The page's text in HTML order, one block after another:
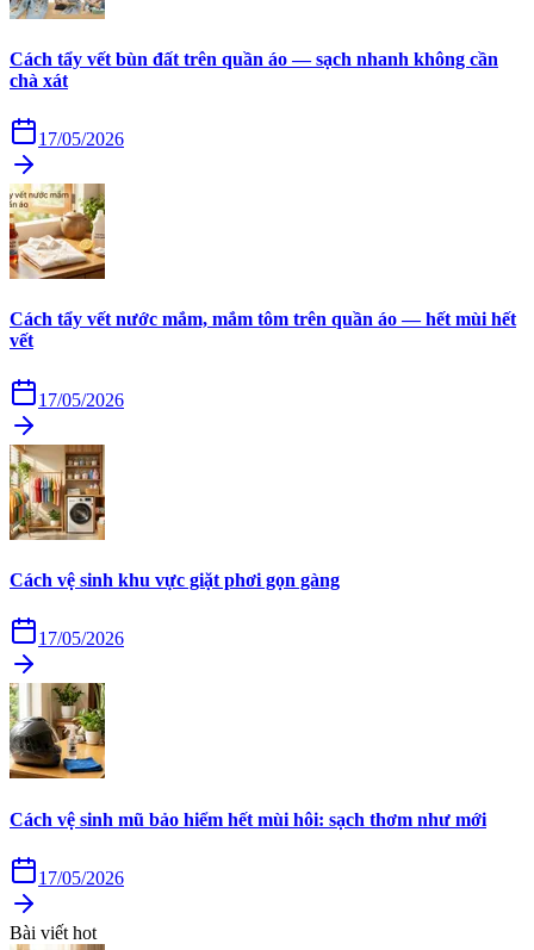
Cách tẩy vết bùn đất trên quần áo — sạch nhanh không cần
chà xát
17/05/2026
Cách tẩy vết nước mắm, mắm tôm trên quần áo — hết mùi hết
vết
17/05/2026
Cách vệ sinh khu vực giặt phơi gọn gàng
17/05/2026
Cách vệ sinh mũ bảo hiểm hết mùi hôi: sạch thơm như mới
17/05/2026
Bài viết hot